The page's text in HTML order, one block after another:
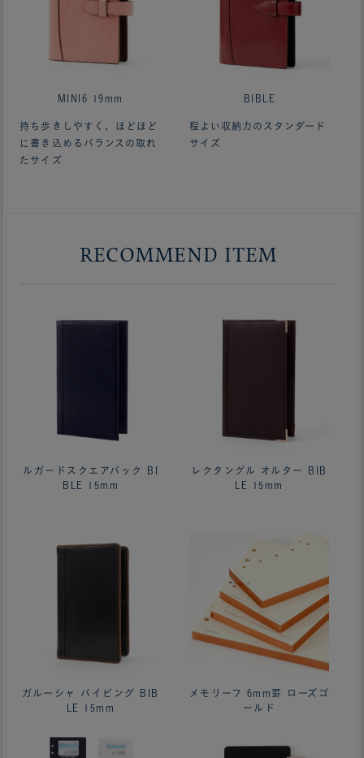
MINI6 19mm
持ち歩きしやすく、ほどほど
に書き込めるバランスの取れ
たサイズ
BIBLE
程よい収納力のスタンダード
サイズ
RECOMMEND ITEM
ルガードスクエアバック BI
BLE 15mm
レクタングル オルター BIB
LE 15mm
ガルーシャ パイピング BIB
LE 15mm
メモリーフ 6mm罫 ローズゴ
ールド